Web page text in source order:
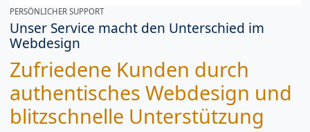
PERSÖNLICHER SUPPORT
Unser Service macht den Unterschied im
Webdesign
Zufriedene Kunden durch
authentisches Webdesign und
blitzschnelle Unterstützung